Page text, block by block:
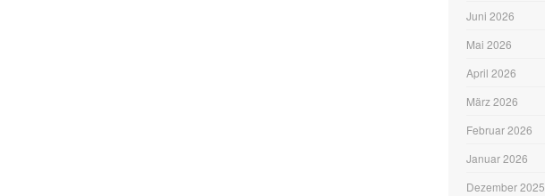
Juni 2026
Mai 2026
April 2026
März 2026
Februar 2026
Januar 2026
Dezember 2025